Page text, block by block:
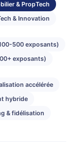
& PropTech
& Innovation
500 exposants)
exposants)
accélérée
hybride
& fidélisation